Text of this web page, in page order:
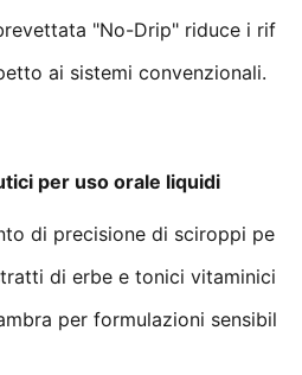
"No-Drip" riduce i rif
ai sistemi convenzionali.
per uso orale liquidi
di precisione di sciroppi pe
di erbe e tonici vitaminici
per formulazioni sensibil